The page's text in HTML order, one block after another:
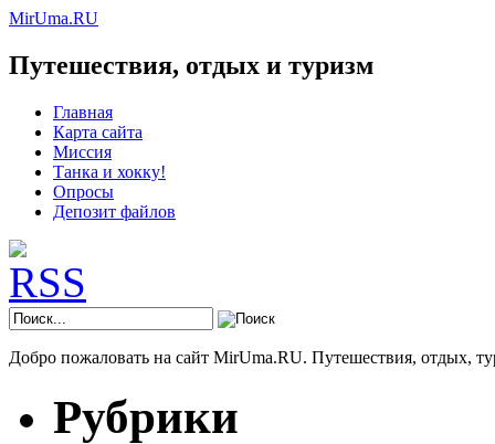
MirUma.RU
Путешествия, отдых и туризм
Главная
Карта сайта
Миссия
Танка и хокку!
Опросы
Депозит файлов
Добро пожаловать на сайт MirUma.RU. Путешествия, отдых,
Рубрики